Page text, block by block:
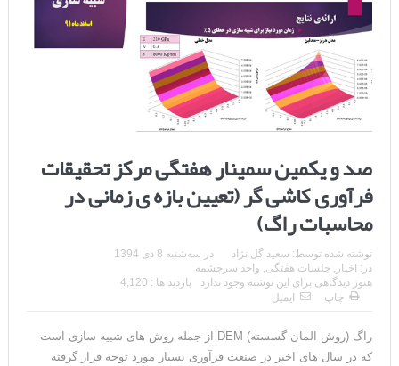
صد و یکمین سمینار هفتگی مرکز تحقیقات
فرآوری کاشی گر (تعیین بازه ی زمانی در
محاسبات راگ)
نوشته شده توسط: سعید گل نژاد در سه‌شنبه 8 دی 1394
در: اخبار , جلسات هفتگی, واحد سرچشمه
هنوز دیدگاهی برای این نوشته وجود ندارد
بازدید ها : 4,120
چاپ
ایمیل
راگ (روش المان گسسته) DEM از جمله روش های شبیه سازی است
که در سال های اخیر در صنعت فرآوری بسیار مورد توجه قرار گرفته